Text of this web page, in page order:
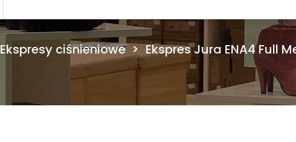
Ekspresy ciśnieniowe> Ekspres Jura ENA4 Full